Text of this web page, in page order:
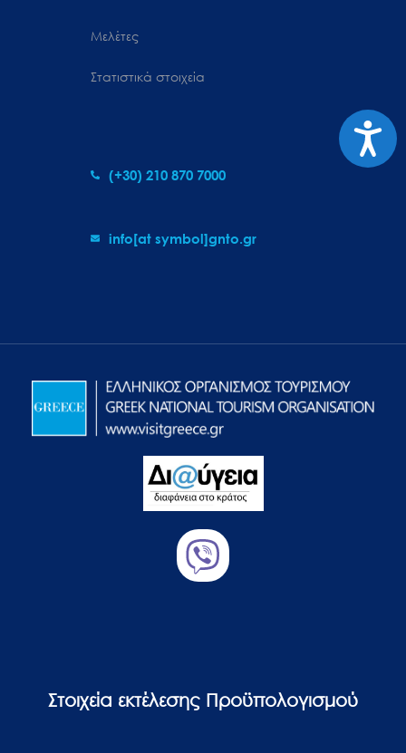
Μελέτες
Στατιστικά στοιχεία
(+30) 210 870 7000
info[at symbol]gnto.gr
Στοιχεία εκτέλεσης Προϋπολογισμού